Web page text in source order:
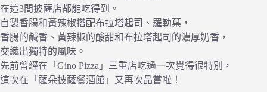
在這3間披薩店都能吃得到。
自製香腸和黃辣椒搭配布拉塔起司、羅勒葉，
香腸的鹹香、黃辣椒的酸甜和布拉塔起司的濃厚奶香，
交織出獨特的風味。
先前曾經在「Gino Pizza」三重店吃過一次覺得很特別，
這次在「薩朵披薩餐酒館」又再次品嘗啦！